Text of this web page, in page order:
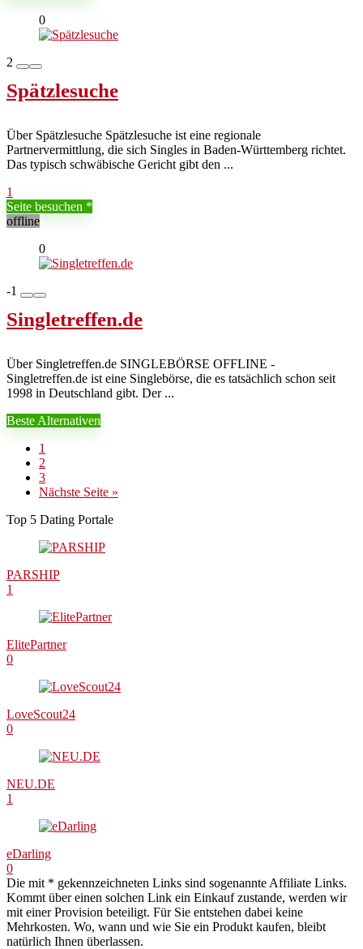
0
2
Spätzlesuche
Über Spätzlesuche Spätzlesuche ist eine regionale
Partnervermittlung, die sich Singles in Baden-Württemberg richtet.
Das typisch schwäbische Gericht gibt den ...
1
Seite besuchen
offline
0
-1
Singletreffen.de
Über Singletreffen.de SINGLEBÖRSE OFFLINE -
Singletreffen.de ist eine Singlebörse, die es tatsächlich schon seit
1998 in Deutschland gibt. Der ...
Beste Alternativen
1
2
3
Nächste Seite »
Top 5 Dating Portale
PARSHIP
1
ElitePartner
0
LoveScout24
0
NEU.DE
1
eDarling
0
Die mit * gekennzeichneten Links sind sogenannte Affiliate Links.
Kommt über einen solchen Link ein Einkauf zustande, werden wir
mit einer Provision beteiligt. Für Sie entstehen dabei keine
Mehrkosten. Wo, wann und wie Sie ein Produkt kaufen, bleibt
natürlich Ihnen überlassen.